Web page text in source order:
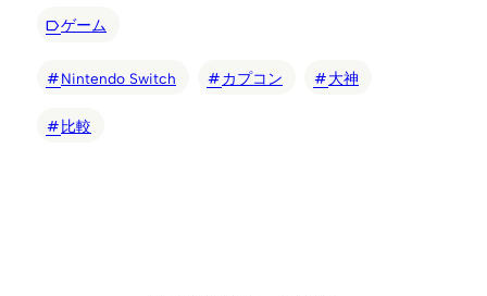
ゲーム
Nintendo Switch カプコン 大神
比較